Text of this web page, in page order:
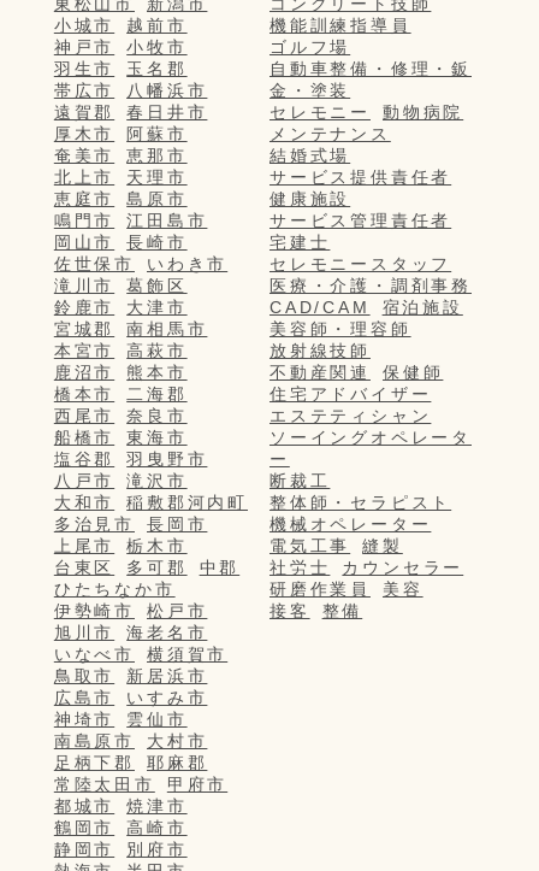
東松山市
新潟市
小城市
越前市
神戸市
小牧市
羽生市
玉名郡
帯広市
八幡浜市
遠賀郡
春日井市
厚木市
阿蘇市
奄美市
恵那市
北上市
天理市
恵庭市
島原市
鳴門市
江田島市
岡山市
長崎市
佐世保市
いわき市
滝川市
葛飾区
鈴鹿市
大津市
宮城郡
南相馬市
本宮市
高萩市
鹿沼市
熊本市
橋本市
二海郡
西尾市
奈良市
船橋市
東海市
塩谷郡
羽曳野市
八戸市
滝沢市
大和市
稲敷郡河内町
多治見市
長岡市
上尾市
栃木市
台東区
多可郡
中郡
ひたちなか市
伊勢崎市
松戸市
旭川市
海老名市
いなべ市
横須賀市
鳥取市
新居浜市
広島市
いすみ市
神埼市
雲仙市
南島原市
大村市
足柄下郡
耶麻郡
常陸太田市
甲府市
都城市
焼津市
鶴岡市
高崎市
静岡市
別府市
コンクリート技師
機能訓練指導員
ゴルフ場
自動車整備・修理・鈑
金・塗装
セレモニー
動物病院
メンテナンス
結婚式場
サービス提供責任者
健康施設
サービス管理責任者
宅建士
セレモニースタッフ
医療・介護・調剤事務
CAD/CAM
宿泊施設
美容師・理容師
放射線技師
不動産関連
保健師
住宅アドバイザー
エステティシャン
ソーイングオペレータ
ー
断裁工
整体師・セラピスト
機械オペレーター
電気工事
縫製
社労士
カウンセラー
研磨作業員
美容
接客
整備